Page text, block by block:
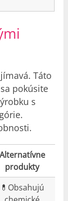
Táto
pokúsite
s
Alternatívne
produkty
💊Obsahujú